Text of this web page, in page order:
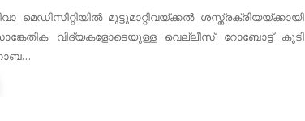
മെഡിസിറ്റിയിൽ മുട്ടുമാറ്റിവയ്ക്കൽ ശസ്ത്രക്രിയയ്ക്കായി
വിദ്യകളോടെയുള്ള വെല്ലീസ് റോബോട്ട് കൂടി